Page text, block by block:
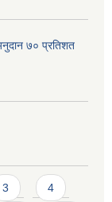
७० प्रतिशत
3 4